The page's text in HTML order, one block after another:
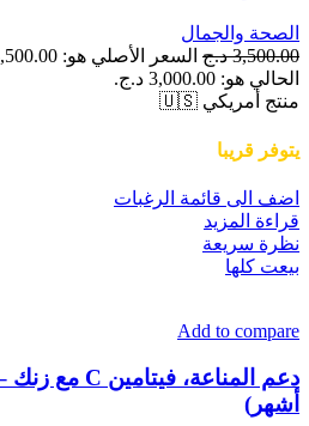
الصحة والجمال
3,500.00 د.ج السعر الأصلي هو: 3,500.00 د.ج.
الحالي هو: 3,000.00 د.ج.
منتج أمريكي 🇺🇸
يتوفر قريبا
اضف الى قائمة الرغبات
قراءة المزيد
نظرة سريعة
بيعت كلها
Add to compare
أشهر)